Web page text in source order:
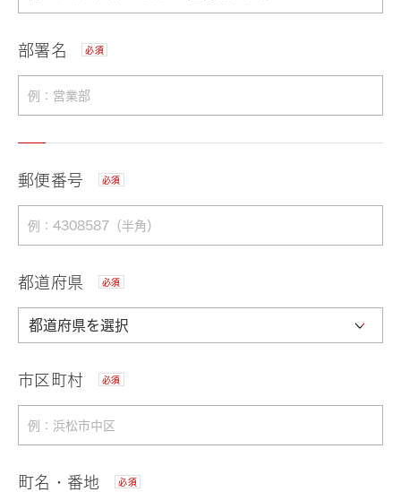
部署名 必須
郵便番号 必須
都道府県 必須
市区町村 必須
町名・番地 必須